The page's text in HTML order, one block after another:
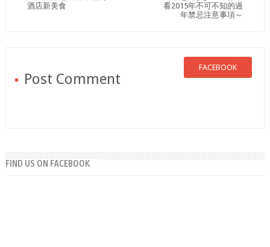
看2015年不可不知的過
年禁忌注意事項～
酒店新美食
Post Comment
FACEBOOK
FIND US ON FACEBOOK